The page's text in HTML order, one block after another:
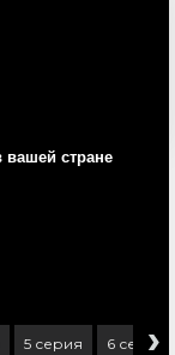
5 серия 6 серия
›